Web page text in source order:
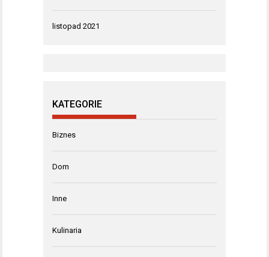
listopad 2021
KATEGORIE
Biznes
Dom
Inne
Kulinaria